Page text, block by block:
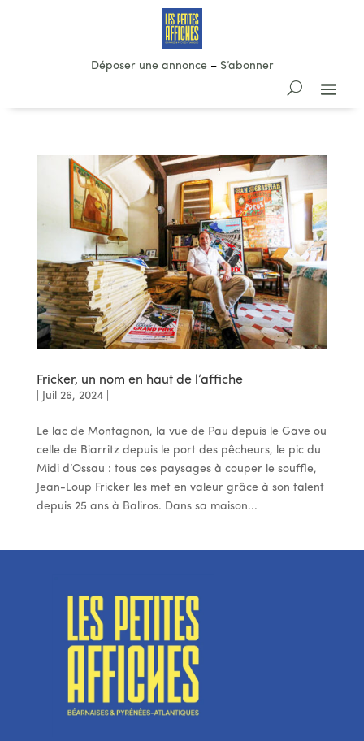
Déposer une annonce– S’abonner
Fricker, un nom en haut de l’affiche
Juil 26, 2024|
Le lac de Montagnon, la vue de Pau depuis le Gave ou
celle de Biarritz depuis le port des pêcheurs, le pic du
Midi d’Ossau : tous ces paysages à couper le souffle,
Jean-Loup Fricker les met en valeur grâce à son talent
depuis 25 ans à Baliros. Dans sa maison...